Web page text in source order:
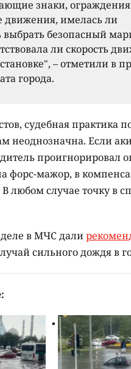
знаки,
движения, имелась ли
выбрать безопасный
ли скорость
– отметили в
города.
судебная практика
неоднозначна. Если
проигнорировал
форс-мажор, в
В любом случае точку в
в МЧС дали
сильного дождя в